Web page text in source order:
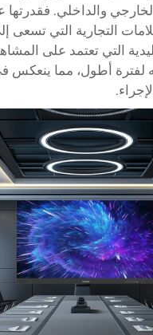
الخارجي والداخلي.
التجارية التي
لفترة أطول، مما ينعكس